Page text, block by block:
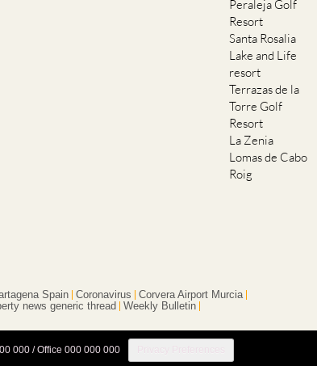
Peraleja Golf
Resort
Santa Rosalia
Lake and Life
resort
Terrazas de la
Torre Golf
Resort
La Zenia
Lomas de Cabo
Roig
Spain Coronavirus
Corvera Airport Murcia
news generic thread Weekly Bulletin
000 / Office 000 000 000